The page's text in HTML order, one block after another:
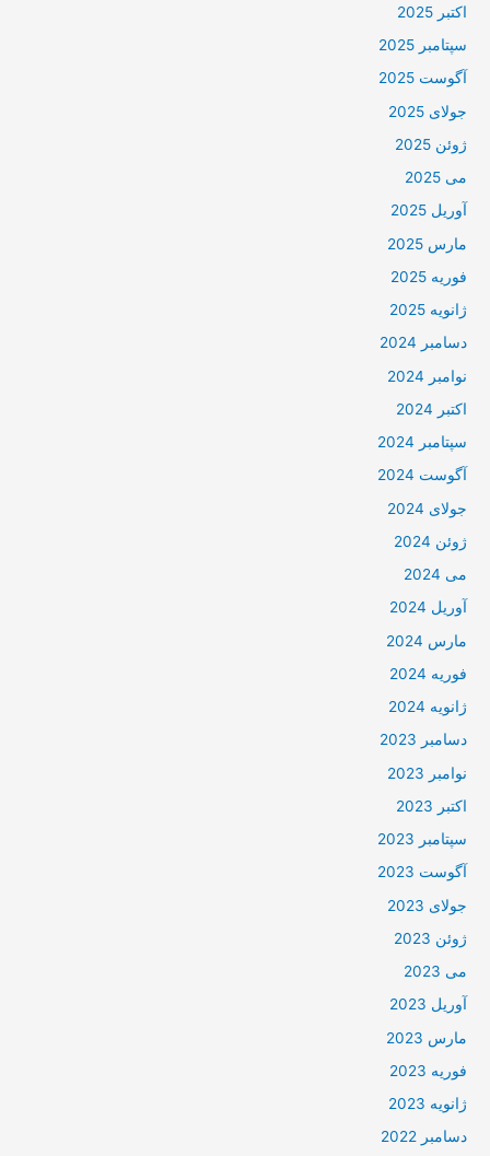
اکتبر 2025
سپتامبر 2025
آگوست 2025
جولای 2025
ژوئن 2025
می 2025
آوریل 2025
مارس 2025
فوریه 2025
ژانویه 2025
دسامبر 2024
نوامبر 2024
اکتبر 2024
سپتامبر 2024
آگوست 2024
جولای 2024
ژوئن 2024
می 2024
آوریل 2024
مارس 2024
فوریه 2024
ژانویه 2024
دسامبر 2023
نوامبر 2023
اکتبر 2023
سپتامبر 2023
آگوست 2023
جولای 2023
ژوئن 2023
می 2023
آوریل 2023
مارس 2023
فوریه 2023
ژانویه 2023
دسامبر 2022